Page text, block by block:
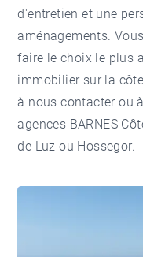
d'entretien et une
aménagements.
faire le choix le plus
immobilier sur la
à nous contacter ou
agences BARNES
de Luz ou Hossegor.